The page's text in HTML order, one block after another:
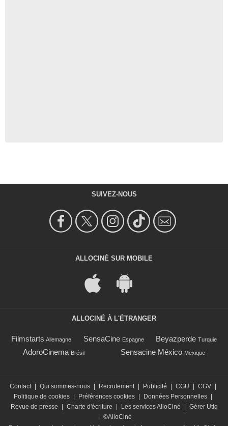
SUIVEZ-NOUS
ALLOCINÉ SUR MOBILE
ALLOCINÉ À L'ÉTRANGER
Filmstarts Allemagne SensaCine Espagne Beyazperde Turquie
AdoroCinema Brésil Sensacine México Mexique
Contact Qui sommes-nous Recrutement Publicité CGU CGV
Politique de cookies
Préférences cookies Données Personnelles
Revue de presse
Charte d'écriture Les services AlloCiné
Gérer Utiq
©AlloCiné